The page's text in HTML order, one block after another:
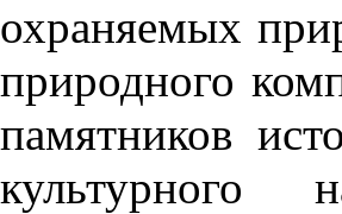
охраняемых
природного
памятников
культурного